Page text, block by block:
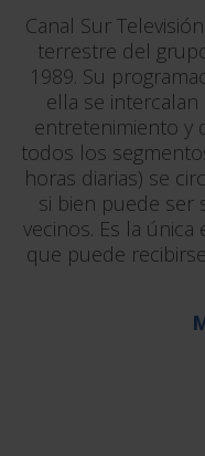
Canal Sur
terrestre del
1989. Su
ella se
entretenimiento y
todos los
horas diarias) se
si bien puede ser
vecinos. Es la
que puede